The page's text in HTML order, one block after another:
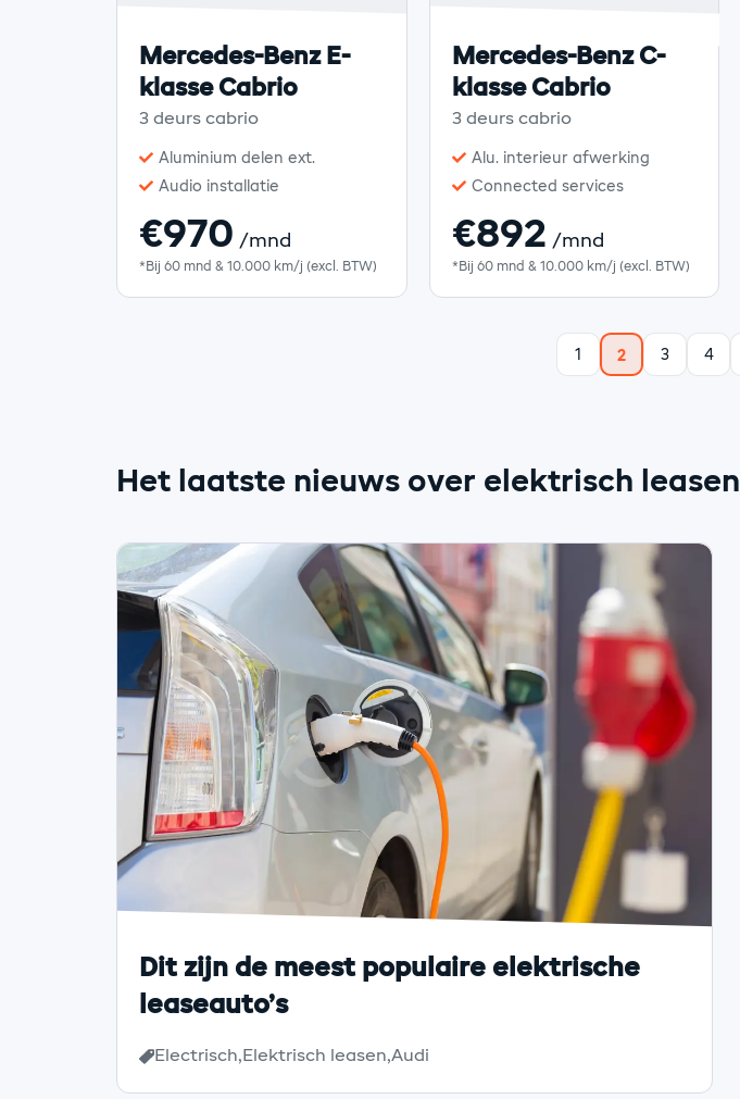
Mercedes-Benz E-
klasse Cabrio
3 deurs cabrio
Aluminium delen ext.
Audio installatie
€970 /mnd
*Bij 60 mnd & 10.000 km/j (excl. BTW)
Mercedes-Benz C-
klasse Cabrio
3 deurs cabrio
Alu. interieur afwerking
Connected services
€892 /mnd
*Bij 60 mnd & 10.000 km/j (excl. BTW)
1 2 3 4
Het laatste nieuws over elektrisch leasen
Dit zijn de meest populaire elektrische
leaseauto’s
Electrisch Elektrisch leasen Audi